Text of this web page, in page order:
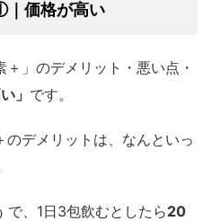
｜価格が高い
」のデメリット・悪い点・
」 です。
デメリットは、なんといっ
で、1日3包飲むとしたら20